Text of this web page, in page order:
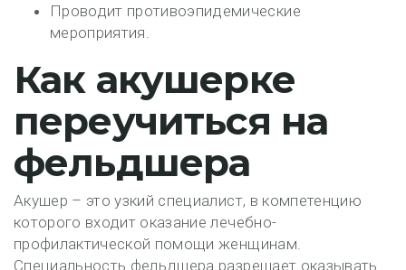
Проводит противоэпидемические
мероприятия.
Как акушерке
переучиться на
фельдшера
Акушер – это узкий специалист, в компетенцию
которого входит оказание лечебно-
профилактической помощи женщинам.
Специальность фельдшера разрешает оказывать